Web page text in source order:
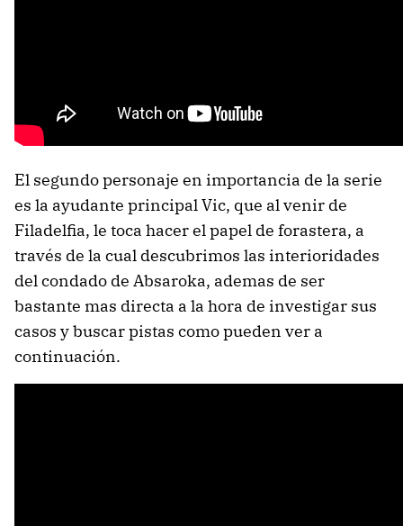
El segundo personaje en importancia de la serie
es la ayudante principal Vic, que al venir de
Filadelfia, le toca hacer el papel de forastera, a
través de la cual descubrimos las interioridades
del condado de Absaroka, ademas de ser
bastante mas directa a la hora de investigar sus
casos y buscar pistas como pueden ver a
continuación.